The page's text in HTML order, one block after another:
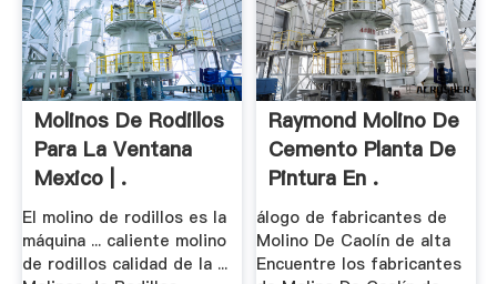
Molinos De Rodillos
Para La Ventana
Mexico | .
El molino de rodillos es la
máquina ... caliente molino
de rodillos calidad de la ...
Raymond Molino De
Cemento Planta De
Pintura En .
álogo de fabricantes de
Molino De Caolín de alta
Encuentre los fabricantes